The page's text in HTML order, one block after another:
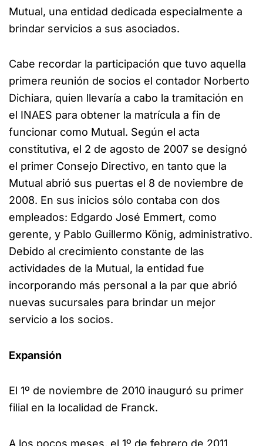
Mutual, una entidad dedicada especialmente a
brindar servicios a sus asociados.
Cabe recordar la participación que tuvo aquella
primera reunión de socios el contador Norberto
Dichiara, quien llevaría a cabo la tramitación en
el INAES para obtener la matrícula a fin de
funcionar como Mutual. Según el acta
constitutiva, el 2 de agosto de 2007 se designó
el primer Consejo Directivo, en tanto que la
Mutual abrió sus puertas el 8 de noviembre de
2008. En sus inicios sólo contaba con dos
empleados: Edgardo José Emmert, como
gerente, y Pablo Guillermo König, administrativo.
Debido al crecimiento constante de las
actividades de la Mutual, la entidad fue
incorporando más personal a la par que abrió
nuevas sucursales para brindar un mejor
servicio a los socios.
Expansión
El 1º de noviembre de 2010 inauguró su primer
filial en la localidad de Franck.
A los pocos meses, el 1º de febrero de 2011